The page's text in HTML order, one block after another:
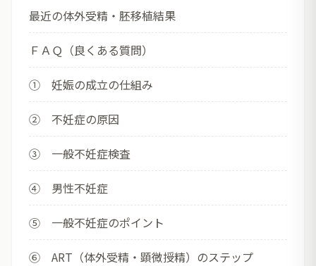
最近の体外受精・胚移植結果
ＦＡＱ（良くある質問）
① 妊娠の成立の仕組み
② 不妊症の原因
③ 一般不妊症検査
④ 男性不妊症
⑤ 一般不妊症のポイント
⑥ ART（体外受精・顕微授精）のステップ